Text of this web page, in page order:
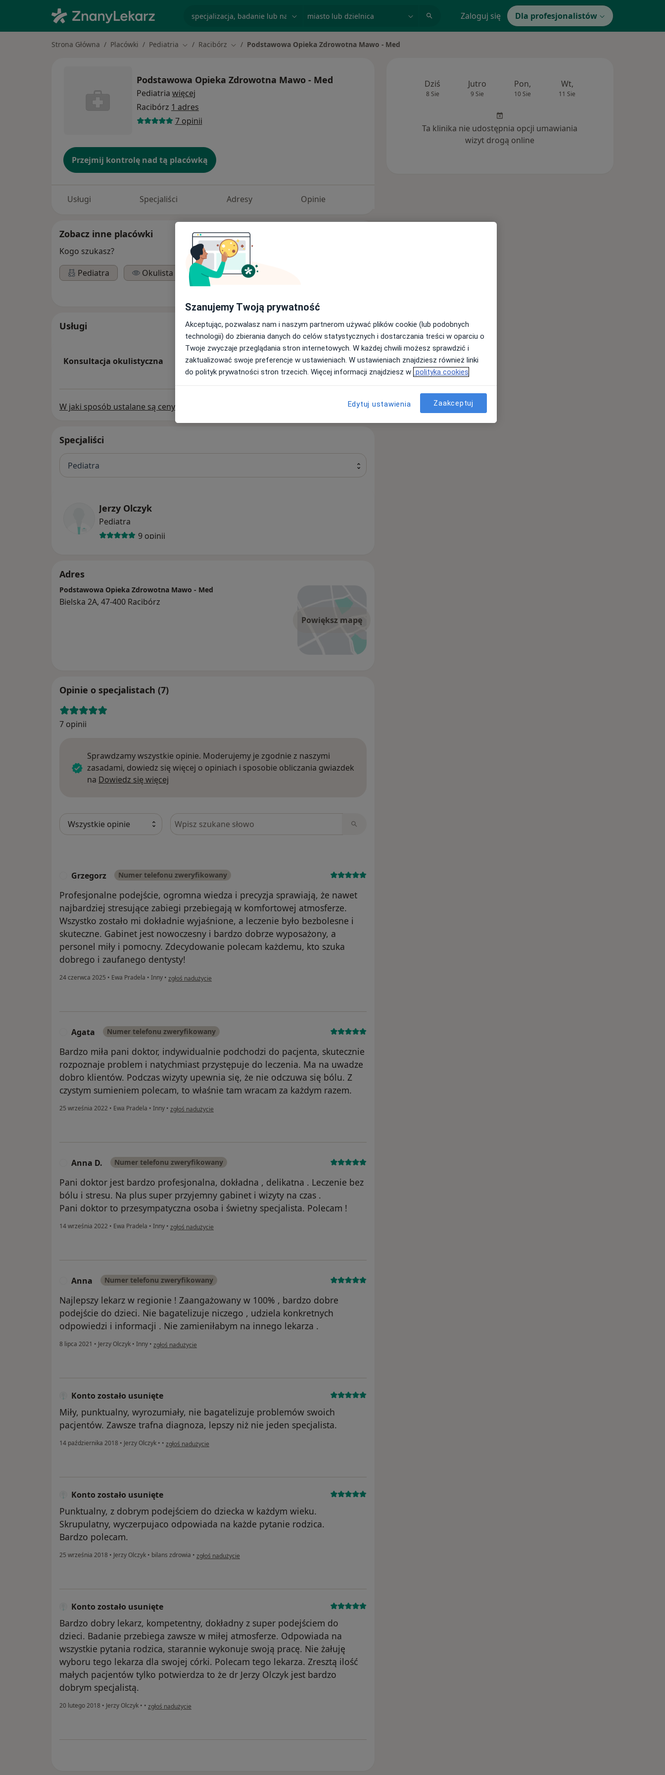
Zaloguj się Dla profesjonalistów
Strona Główna Placówki Pediatria Zmień miasto
Racibórz Zmień miasto
Podstawowa Opieka Zdrowotna Mawo - Med
Podstawowa Opieka Zdrowotna Mawo - Med
Pediatria więcej
Racibórz 1 adres
7 opinii
Przejmij kontrolę nad tą placówką
Usługi Specjaliści Adresy Opinie
Zobacz inne placówki
Kogo szukasz?
Pediatra
Okulista
Usługi
Konsultacja okulistyczna
W jaki sposób ustalane są ceny?
Specjaliści
Pediatra
Jerzy Olczyk
Pediatra
9 opinii
Adres
Powiększ mapę
Podstawowa Opieka Zdrowotna Mawo - Med
Bielska 2A, 47-400 Racibórz
Opinie o specjalistach (7)
7 opinii
Sprawdzamy wszystkie opinie. Moderujemy je zgodnie z naszymi
zasadami, dowiedz się więcej o opiniach i sposobie obliczania gwiazdek
na Dowiedz się więcej
Szukaj w opiniach
Grzegorz Numer telefonu zweryfikowany
Profesjonalne podejście, ogromna wiedza i precyzja sprawiają, że nawet
najbardziej stresujące zabiegi przebiegają w komfortowej atmosferze.
Wszystko zostało mi dokładnie wyjaśnione, a leczenie było bezbolesne i
skuteczne. Gabinet jest nowoczesny i bardzo dobrze wyposażony, a
personel miły i pomocny. Zdecydowanie polecam każdemu, kto szuka
dobrego i zaufanego dentysty!
24 czerwca 2025 • Ewa Pradela • Inny • w opinii użytkownika Grzegorz
zgłoś nadużycie
Agata Numer telefonu zweryfikowany
Bardzo miła pani doktor, indywidualnie podchodzi do pacjenta, skutecznie
rozpoznaje problem i natychmiast przystępuje do leczenia. Ma na uwadze
dobro klientów. Podczas wizyty upewnia się, że nie odczuwa się bólu. Z
czystym sumieniem polecam, to właśnie tam wracam za każdym razem.
25 września 2022 • Ewa Pradela • Inny • w opinii użytkownika Agata
zgłoś nadużycie
Anna D. Numer telefonu zweryfikowany
Pani doktor jest bardzo profesjonalna, dokładna , delikatna . Leczenie bez
bólu i stresu. Na plus super przyjemny gabinet i wizyty na czas .
Pani doktor to przesympatyczna osoba i świetny specjalista. Polecam !
14 września 2022 • Ewa Pradela • Inny • w opinii użytkownika Anna D.
zgłoś nadużycie
Anna Numer telefonu zweryfikowany
Najlepszy lekarz w regionie ! Zaangażowany w 100% , bardzo dobre
podejście do dzieci. Nie bagatelizuje niczego , udziela konkretnych
odpowiedzi i informacji . Nie zamieniłabym na innego lekarza .
8 lipca 2021 • Jerzy Olczyk • Inny • w opinii użytkownika Anna
zgłoś nadużycie
Konto zostało usunięte
Miły, punktualny, wyrozumiały, nie bagatelizuje problemów swoich
pacjentów. Zawsze trafna diagnoza, lepszy niż nie jeden specjalista.
14 października 2018 • Jerzy Olczyk • • w opinii użytkownika Konto zostało usunięte
zgłoś nadużycie
Konto zostało usunięte
Punktualny, z dobrym podejściem do dziecka w każdym wieku.
Skrupulatny, wyczerpujaco odpowiada na każde pytanie rodzica.
Bardzo polecam.
25 września 2018 • Jerzy Olczyk • bilans zdrowia • w opinii użytkownika Konto zostało usunięte
zgłoś nadużycie
Konto zostało usunięte
Bardzo dobry lekarz, kompetentny, dokładny z super podejściem do
dzieci. Badanie przebiega zawsze w miłej atmosferze. Odpowiada na
wszystkie pytania rodzica, starannie wykonuje swoją pracę. Nie żałuję
wyboru tego lekarza dla swojej córki. Polecam tego lekarza. Zresztą ilość
małych pacjentów tylko potwierdza to że dr Jerzy Olczyk jest bardzo
dobrym specjalistą.
20 lutego 2018 • Jerzy Olczyk • • w opinii użytkownika Konto zostało usunięte
zgłoś nadużycie
Dziś
8 Sie
Jutro
9 Sie
Pon,
10 Sie
Wt,
11 Sie
Ta klinika nie udostępnia opcji umawiania
wizyt drogą online
Szanujemy Twoją prywatność
Akceptując, pozwalasz nam i naszym partnerom używać plików cookie (lub podobnych
technologii) do zbierania danych do celów statystycznych i dostarczania treści w oparciu o
Twoje zwyczaje przeglądania stron internetowych. W każdej chwili możesz sprawdzić i
zaktualizować swoje preferencje w ustawieniach. W ustawieniach znajdziesz również linki
do polityk prywatności stron trzecich. Więcej informacji znajdziesz w polityka cookies
Edytuj ustawienia Zaakceptuj